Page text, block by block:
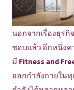
นอกจากเรื่องธุร
ชอบแล้ว อีกหนึ่ง
มี Fitness and
ออกกำลังกายใน